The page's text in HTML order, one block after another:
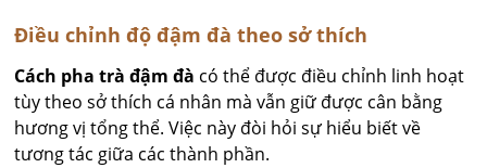
Điều chỉnh độ đậm đà theo sở thích
Cách pha trà đậm đà có thể được điều chỉnh linh hoạt
tùy theo sở thích cá nhân mà vẫn giữ được cân bằng
hương vị tổng thể. Việc này đòi hỏi sự hiểu biết về
tương tác giữa các thành phần.